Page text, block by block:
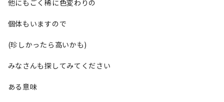
他にもごく稀に色変わりの
個体もいますので
(珍しかったら高いかも)
みなさんも探してみてください
ある意味